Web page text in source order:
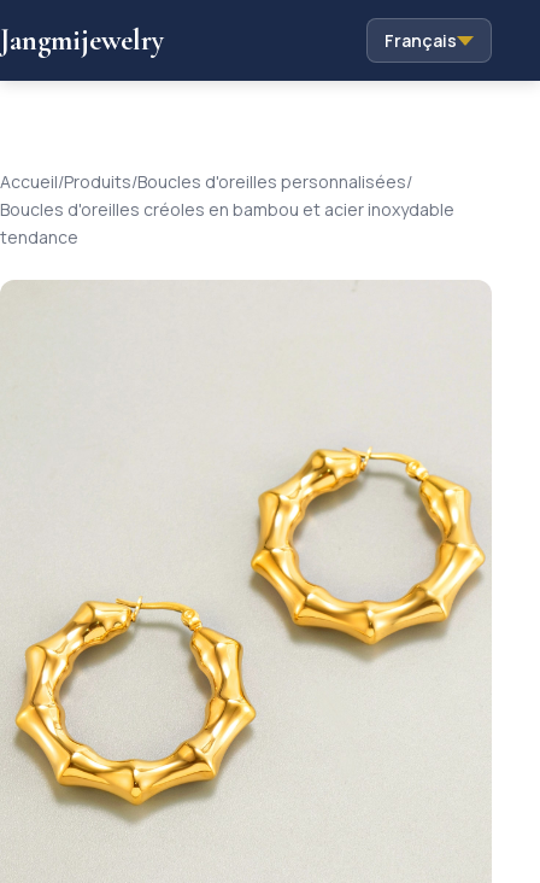
Jangmijewelry Français
Accueil/Produits/Boucles d'oreilles personnalisées/
Boucles d'oreilles créoles en bambou et acier inoxydable
tendance